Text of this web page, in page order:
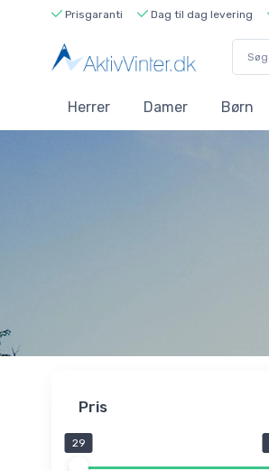
Prisgaranti Dag til dag levering
Herrer Damer Børn
Pris
29